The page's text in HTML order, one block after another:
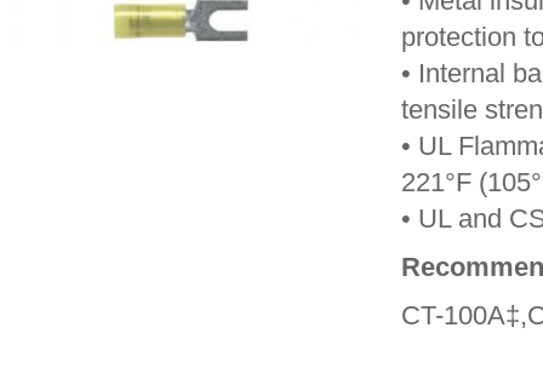
protection
• Internal
tensile
• UL
221°F
• UL and
CT-